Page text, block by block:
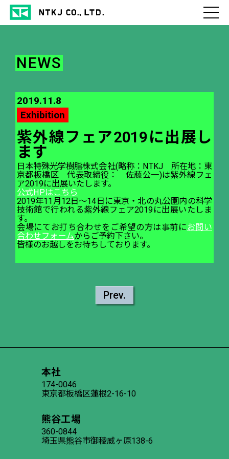
NEWS
2019.11.8
Exhibition
紫外線フェア2019に出展し
ます
日本特殊光学樹脂株式会社(略称：NTKJ 所在地：東
京都板橋区 代表取締役： 佐藤公一)は紫外線フェ
ア2019に出展いたします。
公式HPはこちら
2019年11月12日～14日に東京・北の丸公園内の科学
技術館で行われる紫外線フェア2019に出展いたしま
す。
会場にてお打ち合わせをご希望の方は事前にお問い
合わせフォームからご予約下さい。
皆様のお越しをお待ちしております。
Prev.
本社
174-0046
東京都板橋区蓮根2-16-10
熊谷工場
360-0844
埼玉県熊谷市御稜威ヶ原138-6